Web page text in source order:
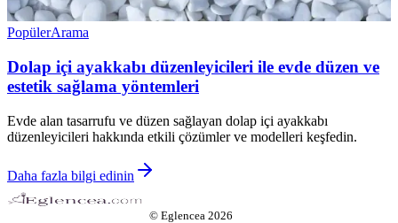
PopülerArama
Dolap içi ayakkabı düzenleyicileri ile evde düzen ve
estetik sağlama yöntemleri
Evde alan tasarrufu ve düzen sağlayan dolap içi ayakkabı
düzenleyicileri hakkında etkili çözümler ve modelleri keşfedin.
Daha fazla bilgi edinin
© Eglencea 2026